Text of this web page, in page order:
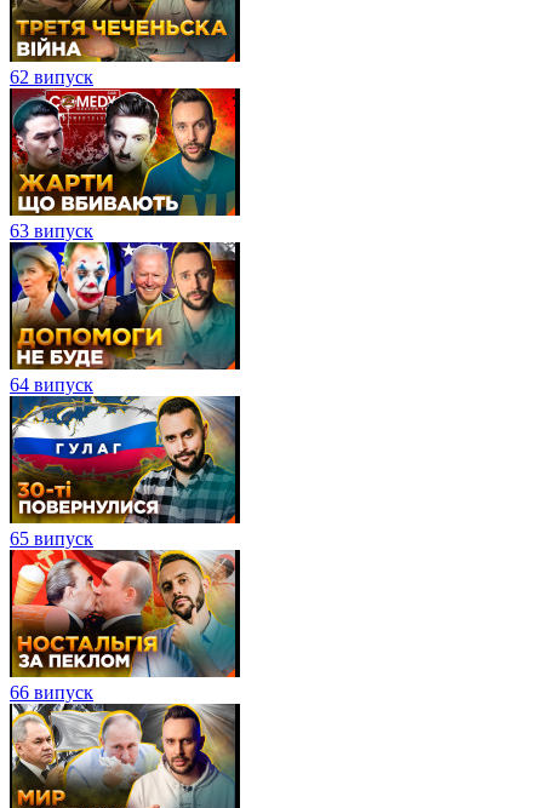
62 випуск
63 випуск
64 випуск
65 випуск
66 випуск